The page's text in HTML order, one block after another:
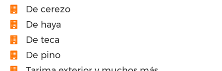
De cerezo
De haya
De teca
De pino